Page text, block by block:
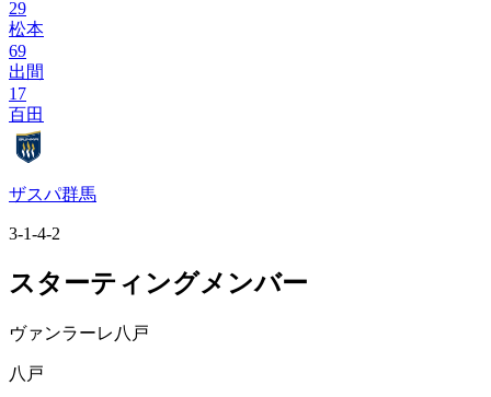
29
松本
69
出間
17
百田
ザスパ群馬
3-1-4-2
スターティングメンバー
ヴァンラーレ八戸
八戸